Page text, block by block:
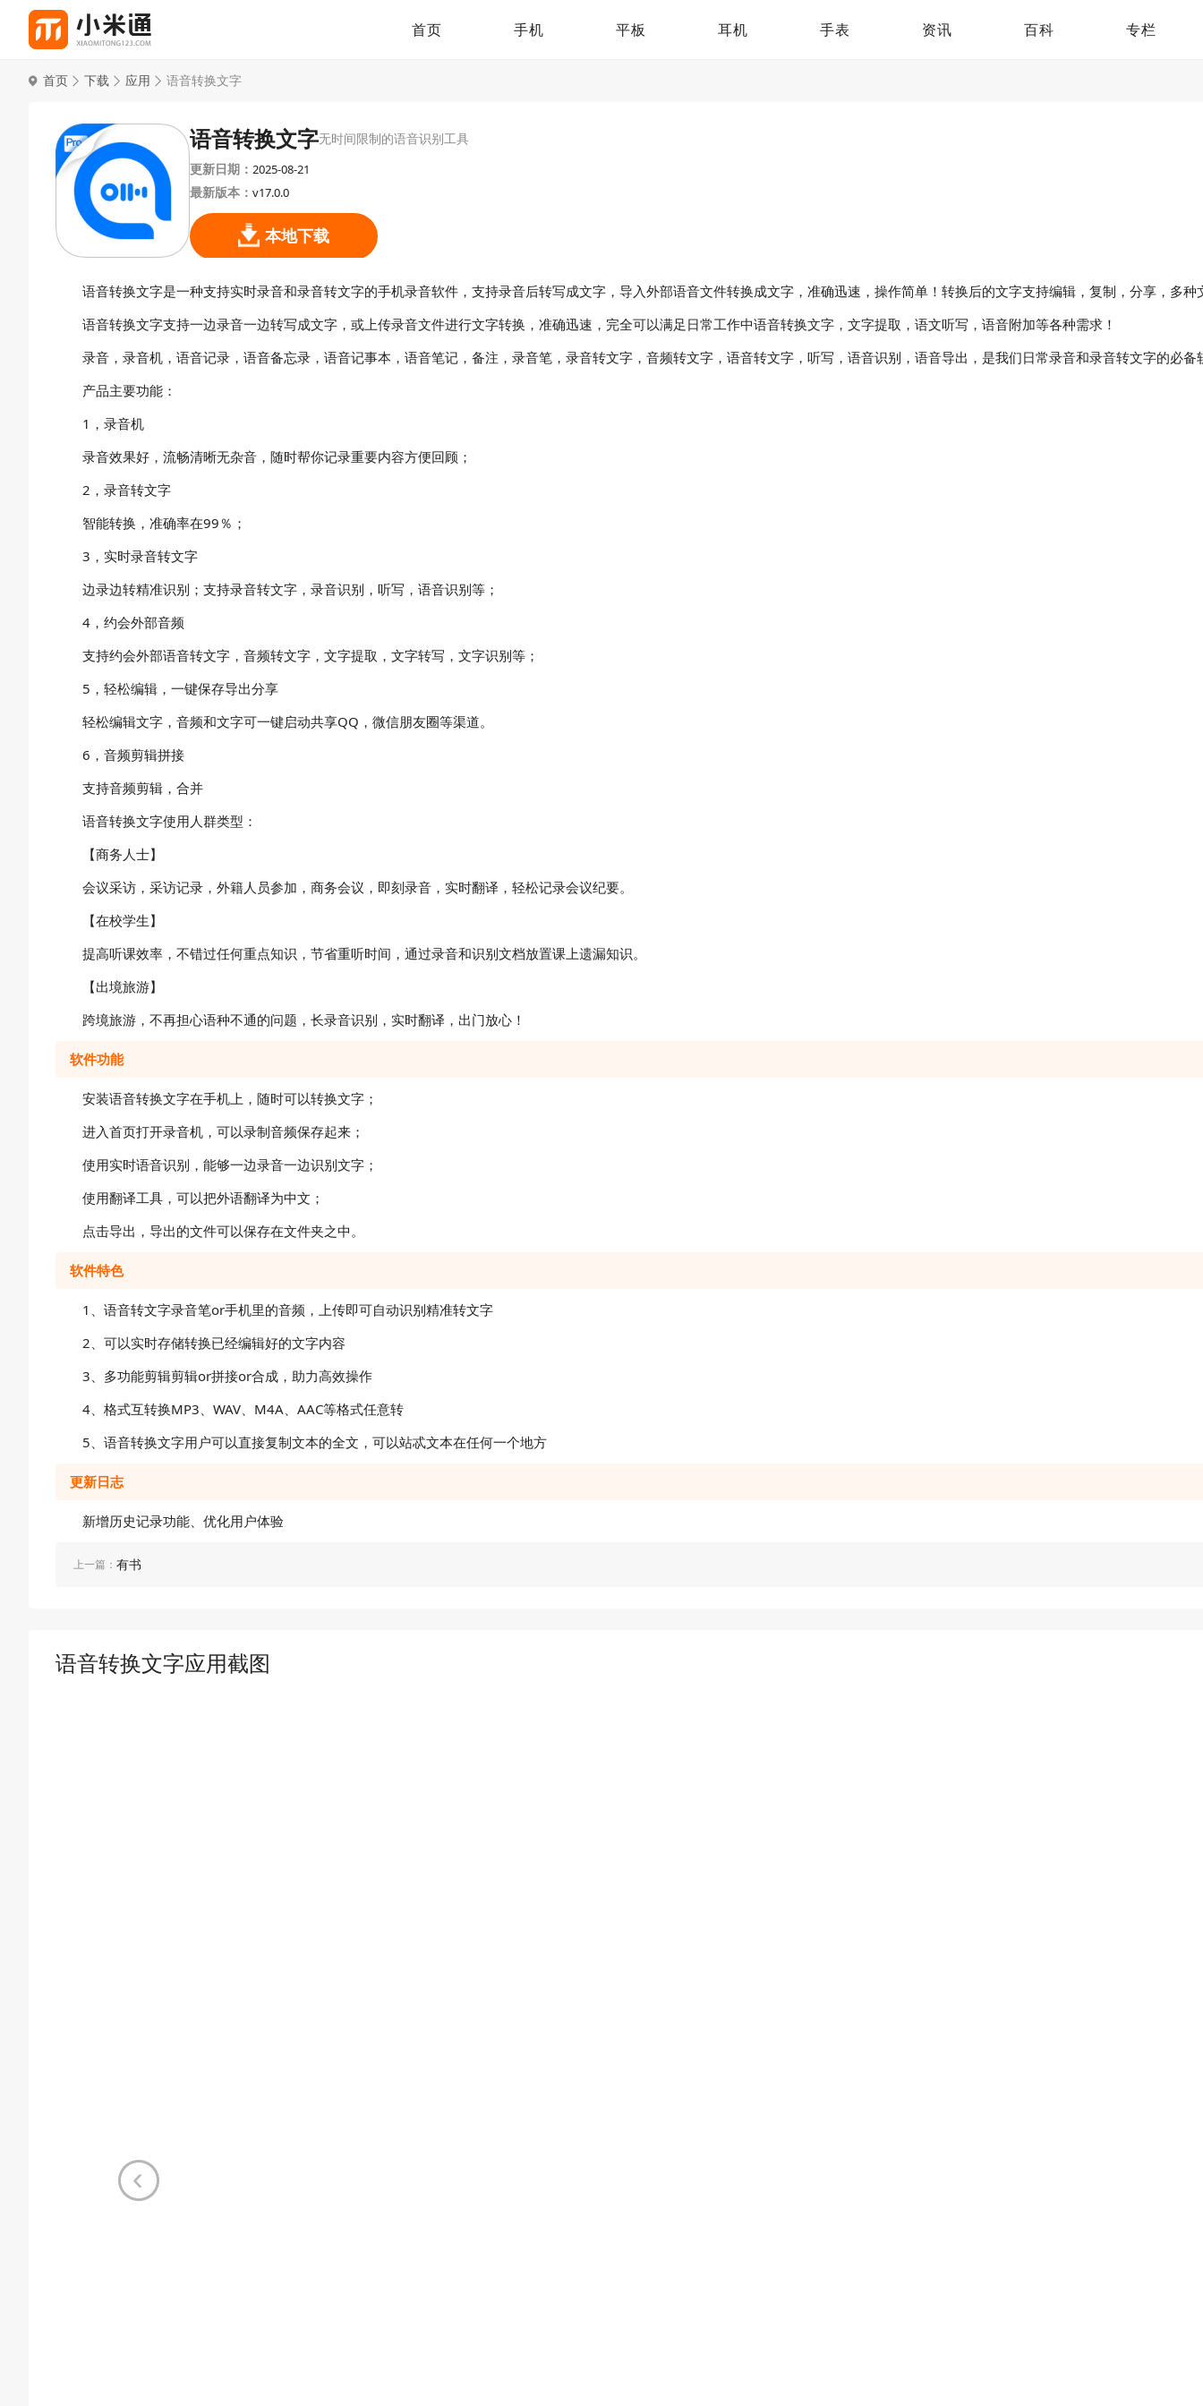
首页 手机 平板 耳机 手表 资讯 百科 专栏
首页 下载 应用 语音转换文字
语音转换文字无时间限制的语音识别工具
更新日期： 2025-08-21
最新版本： v17.0.0
本地下载
语音转换文字是一种支持实时录音和录音转文字的手机录音软件，支持录音后转写成文字，导入外部语音文件转换成文字，准确迅速，操作简单！转换后的文字支持编辑，复制，分享，多
语音转换文字支持一边录音一边转写成文字，或上传录音文件进行文字转换，准确迅速，完全可以满足日常工作中语音转换文字，文字提取，语文听写，语音附加等各种需求！
录音，录音机，语音记录，语音备忘录，语音记事本，语音笔记，备注，录音笔，录音转文字，音频转文字，语音转文字，听写，语音识别，语音导出，是我们日常录音和录音转文字的必备
产品主要功能：
1，录音机
录音效果好，流畅清晰无杂音，随时帮你记录重要内容方便回顾；
2，录音转文字
智能转换，准确率在99％；
3，实时录音转文字
边录边转精准识别；支持录音转文字，录音识别，听写，语音识别等；
4，约会外部音频
支持约会外部语音转文字，音频转文字，文字提取，文字转写，文字识别等；
5，轻松编辑，一键保存导出分享
轻松编辑文字，音频和文字可一键启动共享QQ，微信朋友圈等渠道。
6，音频剪辑拼接
支持音频剪辑，合并
语音转换文字使用人群类型：
【商务人士】
会议采访，采访记录，外籍人员参加，商务会议，即刻录音，实时翻译，轻松记录会议纪要。
【在校学生】
提高听课效率，不错过任何重点知识，节省重听时间，通过录音和识别文档放置课上遗漏知识。
【出境旅游】
跨境旅游，不再担心语种不通的问题，长录音识别，实时翻译，出门放心！
软件功能
安装语音转换文字在手机上，随时可以转换文字；
进入首页打开录音机，可以录制音频保存起来；
使用实时语音识别，能够一边录音一边识别文字；
使用翻译工具，可以把外语翻译为中文；
点击导出，导出的文件可以保存在文件夹之中。
软件特色
1、语音转文字录音笔or手机里的音频，上传即可自动识别精准转文字
2、可以实时存储转换已经编辑好的文字内容
3、多功能剪辑剪辑or拼接or合成，助力高效操作
4、格式互转换MP3、WAV、M4A、AAC等格式任意转
5、语音转换文字用户可以直接复制文本的全文，可以站忒文本在任何一个地方
更新日志
新增历史记录功能、优化用户体验
上一篇： 有书
语音转换文字应用截图